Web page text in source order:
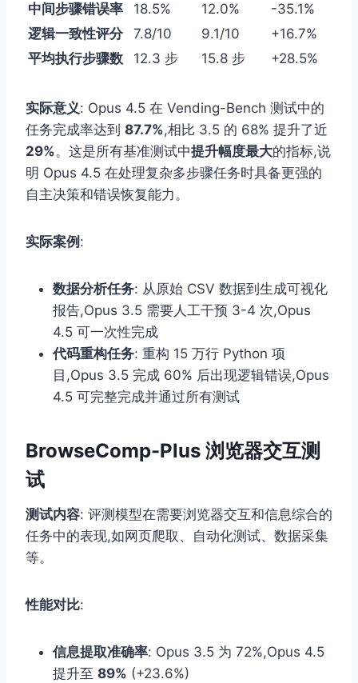
中间步骤错误率
18.5% 12.0%
-35.1%
逻辑一致性评分
7.8/10 9.1/10
+16.7%
平均执行步骤数
12.3 步 15.8 步 +28.5%
实际意义: Opus 4.5 在 Vending-Bench 测试中的
任务完成率达到 87.7%,相比 3.5 的 68% 提升了近
29%。这是所有基准测试中提升幅度最大的指标,说
明 Opus 4.5 在处理复杂多步骤任务时具备更强的
自主决策和错误恢复能力。
实际案例 :
数据分析任务: 从原始 CSV 数据到生成可视化
报告,Opus 3.5 需要人工干预 3-4 次,Opus
4.5 可一次性完成
代码重构任务: 重构 15 万行 Python 项
目,Opus 3.5 完成 60% 后出现逻辑错误,Opus
4.5 可完整完成并通过所有测试
BrowseComp-Plus 浏览器交互测
试
测试内容: 评测模型在需要浏览器交互和信息综合的
任务中的表现,如网页爬取、自动化测试、数据采集
等。
性能对比:
信息提取准确率: Opus 3.5 为 72%,Opus 4.5
提升至 89% (+23.6%)